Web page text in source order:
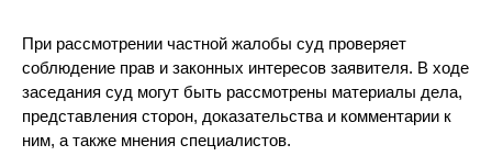
При рассмотрении частной жалобы суд проверяет
соблюдение прав и законных интересов заявителя. В ходе
заседания суд могут быть рассмотрены материалы дела,
представления сторон, доказательства и комментарии к
ним, а также мнения специалистов.